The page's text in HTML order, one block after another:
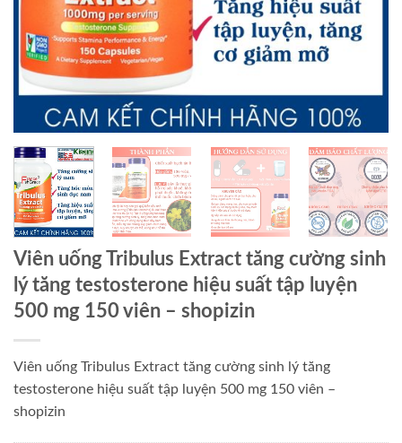
Viên uống Tribulus Extract tăng cường sinh
lý tăng testosterone hiệu suất tập luyện
500 mg 150 viên – shopizin
Viên uống Tribulus Extract tăng cường sinh lý tăng
testosterone hiệu suất tập luyện 500 mg 150 viên –
shopizin